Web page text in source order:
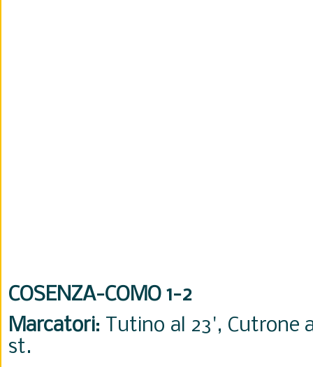
COSENZA-COMO 1-2
Marcatori: Tutino al 23', Cutrone
st.